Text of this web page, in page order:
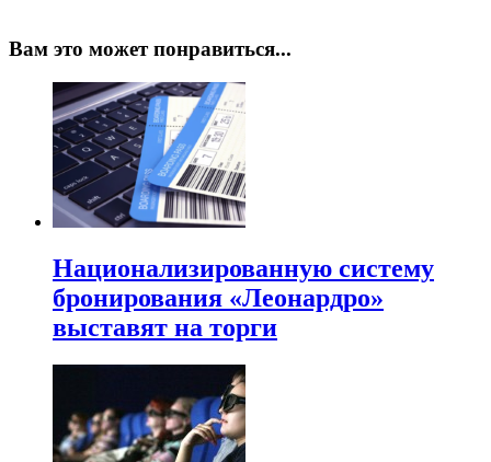
Вам это может понравиться...
Национализированную систему
бронирования «Леонардро»
выставят на торги